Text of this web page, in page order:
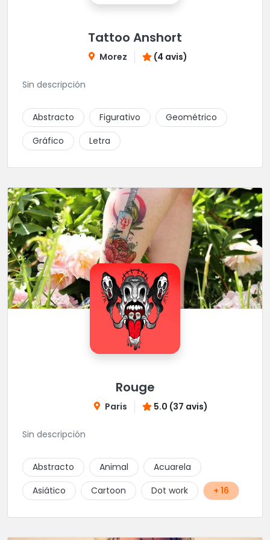
Tattoo Anshort
Morez (4 avis)
Sin descripción
Abstracto Figurativo
Geométrico
Gráfico
Letra
Rouge
Paris 5.0 (37 avis)
Sin descripción
Abstracto Animal
Acuarela
Asiático
Cartoon Dot work + 16